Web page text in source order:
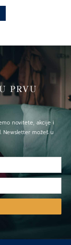
PRVU
novitete, akcije i
možeš u